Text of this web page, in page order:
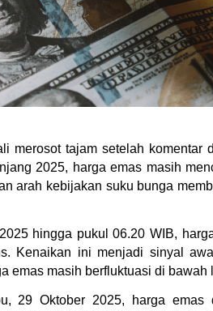
merosot tajam setelah
2025, harga emas masih
arah kebijakan suku bunga
hingga pukul 06.20 WIB,
Kenaikan ini menjadi sinyal
emas masih berfluktuasi di
29 Oktober 2025, harga